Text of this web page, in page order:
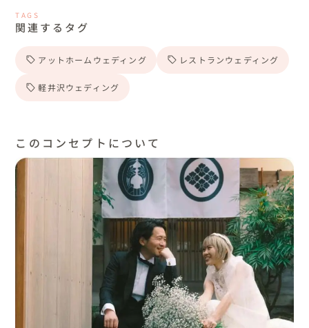
TAGS
関連するタグ
アットホームウェディング レストランウェディング
軽井沢ウェディング
このコンセプトについて